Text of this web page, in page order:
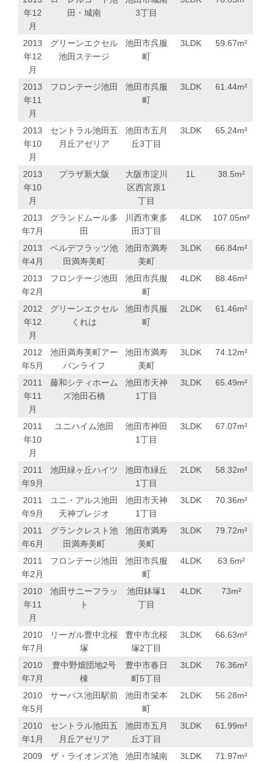
年12
月
田・城南
3丁目
2013
年12
月
グリーンエクセル
池田ステージ
池田市呉服
町
3LDK 59.67m²
2013
年11
月
フロンテージ池田
池田市呉服
町
3LDK 61.44m²
2013
年10
月
セントラル池田五
月丘アゼリア
池田市五月
丘3丁目
3LDK 65.24m²
2013
年10
月
プラザ新大阪
大阪市淀川
区西宮原1
丁目
1L 38.5m²
2013
年7月
グランドムール多
田
川西市東多
田3丁目
4LDK 107.05m²
2013
年4月
ベルデフラッツ池
田満寿美町
池田市満寿
美町
3LDK 66.84m²
2013
年2月
フロンテージ池田
池田市呉服
町
4LDK 88.46m²
2012
年12
月
グリーンエクセル
くれは
池田市呉服
町
2LDK 61.46m²
2012
年5月
池田満寿美町アー
バンライフ
池田市満寿
美町
3LDK 74.12m²
2011
年11
月
藤和シティホーム
ズ池田石橋
池田市天神
1丁目
3LDK 65.49m²
2011
年10
月
ユニハイム池田
池田市神田
1丁目
3LDK 67.07m²
2011
年9月
池田緑ヶ丘ハイツ
池田市緑丘
1丁目
2LDK 58.32m²
2011
年9月
ユニ・アルス池田
天神プレジオ
池田市天神
1丁目
3LDK 70.36m²
2011
年6月
グランクレスト池
田満寿美町
池田市満寿
美町
3LDK 79.72m²
2011
年2月
フロンテージ池田
池田市呉服
町
4LDK 63.6m²
2010
年11
月
池田サニーフラッ
ト
池田鉢塚1
丁目
4LDK 73m²
2010
年7月
リーガル豊中北桜
塚
豊中市北桜
塚2丁目
3LDK 66.63m²
2010
年7月
豊中野畑団地2号
棟
豊中市春日
町5丁目
3LDK 76.36m²
2010
年5月
サーパス池田駅前
池田市栄本
町
2LDK 56.28m²
2010
年1月
セントラル池田五
月丘アゼリア
池田市五月
丘3丁目
3LDK 61.99m²
2009
ザ・ライオンズ池
池田市城南
3LDK 71.97m²